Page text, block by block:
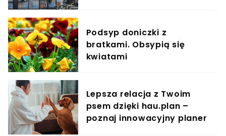
Podsyp doniczki z
bratkami. Obsypią się
kwiatami
Lepsza relacja z Twoim
psem dzięki hau.plan –
poznaj innowacyjny planer